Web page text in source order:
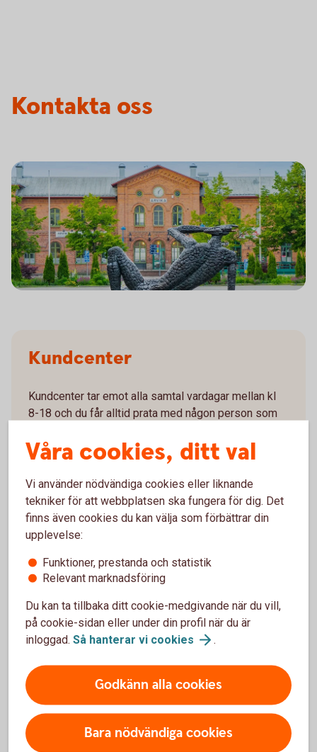
Kontakta oss
Kundcenter
Kundcenter tar emot alla samtal vardagar mellan kl
8-18 och du får alltid prata med någon person som
Du har tre val när du ringer oss:
Telefonbanken Självbetjäning.
Öppet dygnet runt. Välj 1#
Telefonbanken Personlig Service.
Öppet vardagar 8-18. Välj 2#
Kundcenter.
Öppet vardagar 8-18. Välj 3#
Ring Kundcenter 0570-848 00
Våra cookies, ditt val
Vi använder nödvändiga cookies eller liknande
tekniker för att webbplatsen ska fungera för dig. Det
finns även cookies du kan välja som förbättrar din
upplevelse:
Funktioner, prestanda och statistik
Relevant marknadsföring
Du kan ta tillbaka ditt cookie-medgivande när du vill,
på cookie-sidan eller under din profil när du är
inloggad. Så hanterar vi cookies .
Godkänn alla cookies
Bara nödvändiga cookies